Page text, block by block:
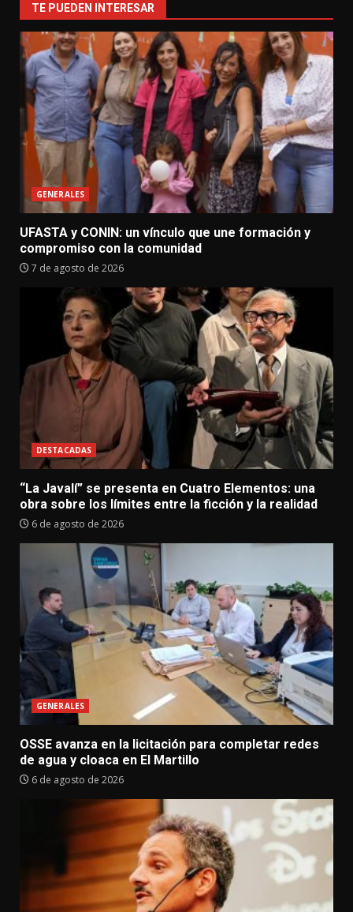
TE PUEDEN INTERESAR
GENERALES
UFASTA y CONIN: un vínculo que une formación y
compromiso con la comunidad
7 de agosto de 2026
DESTACADAS
“La Javalí” se presenta en Cuatro Elementos: una
obra sobre los límites entre la ficción y la realidad
6 de agosto de 2026
GENERALES
OSSE avanza en la licitación para completar redes
de agua y cloaca en El Martillo
6 de agosto de 2026